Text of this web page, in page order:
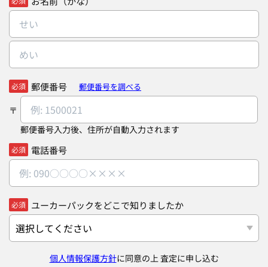
必須 郵便番号 郵便番号を調べる
郵便番号入力後、住所が自動入力されます
必須 電話番号
必須 ユーカーパックをどこで知りましたか
個人情報保護方針に同意の上 査定に申し込む